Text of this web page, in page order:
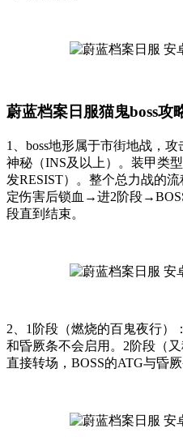
蔚蓝档案日服猫鬼boss攻
1、boss地形属于市街地战，
神秘（INS及以上）。装甲类
发RESIST）。整个总力战的
定伤害后锁血→进2阶段
段直到结束。
2、1阶段（燃烧的百鬼夜行）
和昏厥条不会启用。2阶段（
直接转场，BOSS的ATG与昏厥